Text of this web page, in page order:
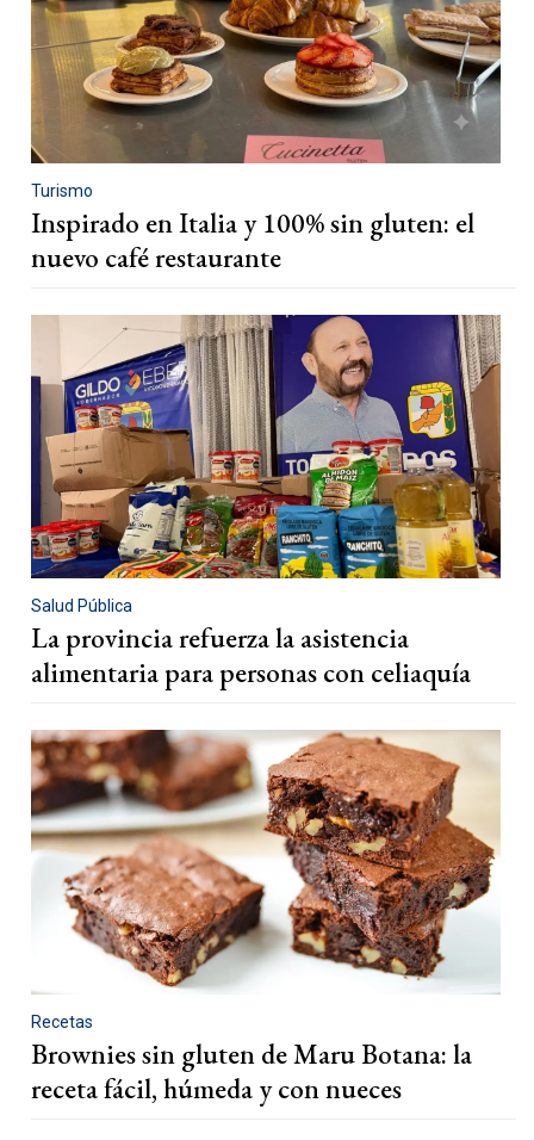
Turismo
Inspirado en Italia y 100% sin gluten: el
nuevo café restaurante
Salud Pública
La provincia refuerza la asistencia
alimentaria para personas con celiaquía
Recetas
Brownies sin gluten de Maru Botana: la
receta fácil, húmeda y con nueces